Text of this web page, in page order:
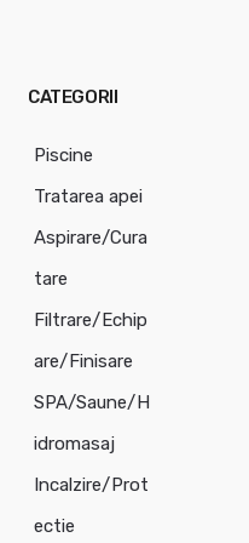
CATEGORII
Piscine
Tratarea apei
Aspirare/Cura
tare
Filtrare/Echip
are/Finisare
SPA/Saune/H
idromasaj
Incalzire/Prot
ectie